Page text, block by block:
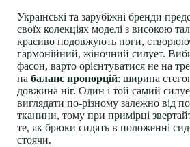
Українські та зарубіжні бренди
своїх колекціях моделі з високою
красиво подовжують ноги,
гармонійний, жіночний силует.
фасон, варто орієнтуватися не на
на баланс пропорцій: ширина
довжина ніг. Один і той самий
виглядати по-різному залежно від
тканини, тому при примірці
те, як брюки сидять в положенні
стоячи.